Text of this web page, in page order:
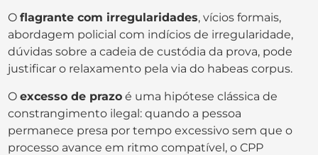
Oflagrante com irregularidades, vícios formais,
abordagem policial com indícios de irregularidade,
dúvidas sobre a cadeia de custódia da prova, pode
justificar o relaxamento pela via do habeas corpus.
Oexcesso de prazo é uma hipótese clássica de
constrangimento ilegal: quando a pessoa
permanece presa por tempo excessivo sem que o
processo avance em ritmo compatível, o CPP